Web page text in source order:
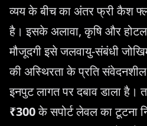
व्यय के बीच का अंतर फ्री कैश
है। इसके अलावा, कृषि और होटल
मौजूदगी इसे जलवायु-संबंधी
की अस्थिरता के प्रति
इनपुट लागत पर दबाव डाला है।
₹300के सपोर्ट लेवल का टूटना